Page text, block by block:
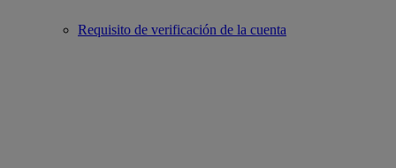
Requisito de verificación de la cuenta